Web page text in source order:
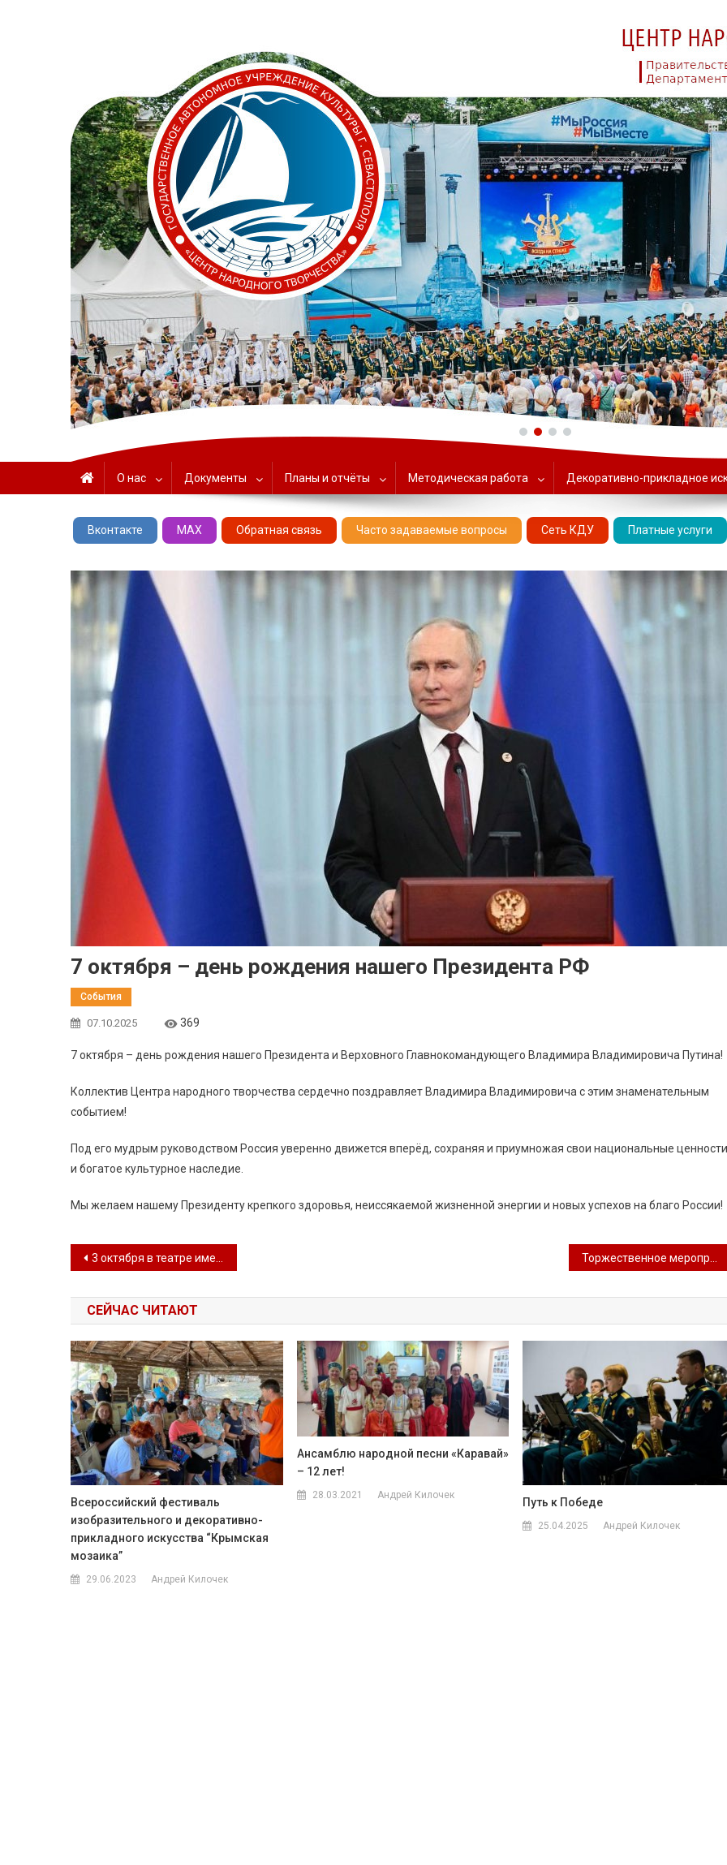
ГАУК «ЦНТ» – Севастопольский Центр народного
О нас Документы Планы и отчёты Методическая работа Декоративно-прикладное
Вконтакте MAX Обратная связь Часто задаваемые вопросы Сеть КДУ Платные услуги
7 октября – день рождения нашего Президента РФ
События
07.10.2025 369
7 октября – день рождения нашего Президента и Верховного Главнокомандующего Владимира Владимировича Путина!
Коллектив Центра народного творчества сердечно поздравляет Владимира Владимировича с этим знаменательным
событием!
Под его мудрым руководством Россия уверенно движется вперёд, сохраняя и приумножая свои национальные ценности
и богатое культурное наследие.
Мы желаем нашему Президенту крепкого здоровья, неиссякаемой жизненной энергии и новых успехов на благо России!
Навигация по записям
3 октября в театре имени А.В. Луначарского состоялось торжественное мероприятие, посвящённое Дню учителя
СЕЙЧАС ЧИТАЮТ
Всероссийский фестиваль
изобразительного и декоративно-
прикладного искусства “Крымская
мозаика”
29.06.2023 Андрей Килочек
Ансамблю народной песни «Каравай»
– 12 лет!
28.03.2021 Андрей Килочек
Путь к Победе
25.04.2025 Андрей Килочек